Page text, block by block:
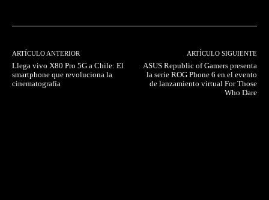
ARTÍCULO ANTERIOR
Llega vivo X80 Pro 5G a Chile: El
smartphone que revoluciona la
cinematografía
ARTÍCULO SIGUIENTE
ASUS Republic of Gamers presenta
la serie ROG Phone 6 en el evento
de lanzamiento virtual For Those
Who Dare